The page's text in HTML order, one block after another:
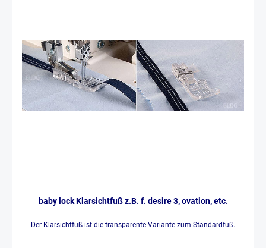
baby lock Klarsichtfuß z.B. f. desire 3, ovation, etc.
Der Klarsichtfuß ist die transparente Variante zum Standardfuß.